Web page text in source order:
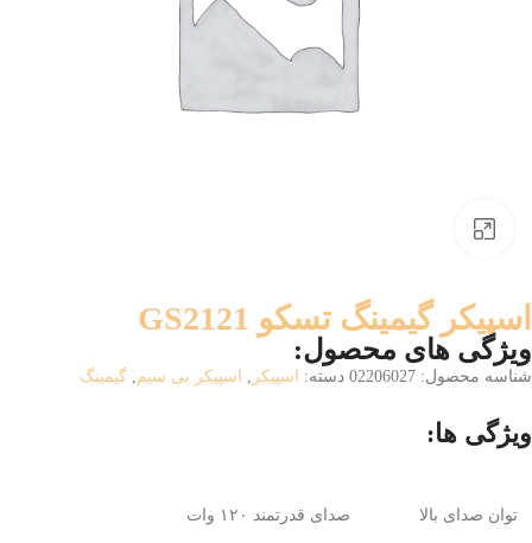
اسپیکر گیمینگ تسکو GS2121
ویژگی های محصول:
شناسه محصول: 02206027 دسته: اسپیکر , اسپیکر بی سیم, گیمینگ
ویژگی ها:
توان صدای بالا صدای قدرتمند ۱۲۰ وات